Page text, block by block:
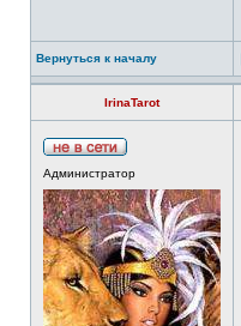
Вернуться к началу
IrinaTarot
Администратор